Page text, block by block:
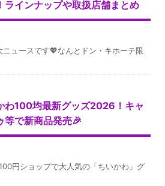
ラインナップや取扱店舗まとめ
ュースです💖なんとドン・キホーテ限
わ100均最新グッズ2026！キャ
等で新商品発売🎉
円ショップで大人気の「ちいかわ」グ